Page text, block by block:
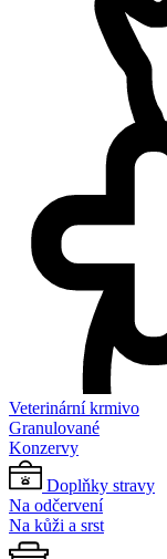
Veterinární krmivo
Granulované
Konzervy
Doplňky stravy
Na odčervení
Na kůži a srst